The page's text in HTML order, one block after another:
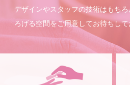
デザインやスタッフの技術はもち
ろげる空間をご用意してお待ちして